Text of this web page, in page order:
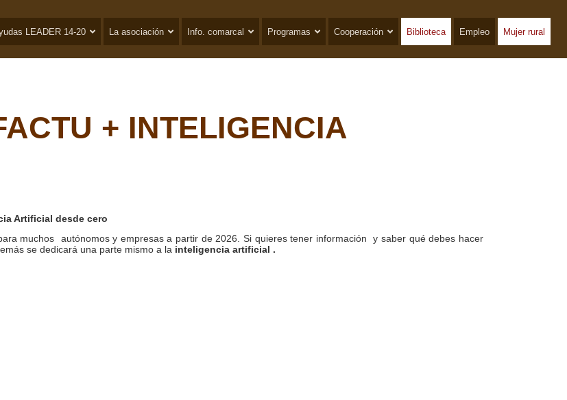
LEADER 14-20 La asociación Info. comarcal Programas Cooperación Biblioteca Empleo Mujer rural
+ INTELIGENCIA
Artificial desde cero
muchos autónomos y empresas a partir de 2026. Si quieres tener información y saber qué debes hacer
se dedicará una parte mismo a la inteligencia artificial .